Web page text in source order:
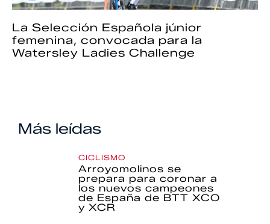
La Selección Española júnior
femenina, convocada para la
Watersley Ladies Challenge
Más leídas
CICLISMO
Arroyomolinos se
prepara para coronar a
los nuevos campeones
de España de BTT XCO
y XCR